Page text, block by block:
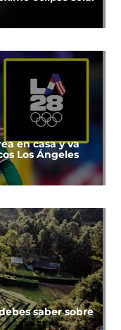
en casa y va
Los Ángeles
saber sobre